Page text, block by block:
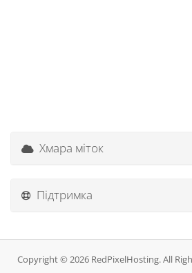
Хмара міток
Підтримка
Copyright © 2026 RedPixelHosting. All